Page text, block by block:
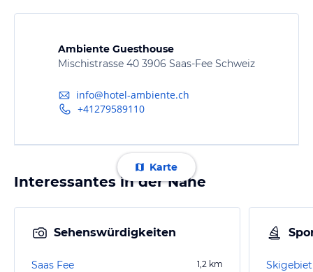
Ambiente Guesthouse
Mischistrasse 40 3906 Saas-Fee Schweiz
info@hotel-ambiente.ch
+41279589110
Karte
Interessantes in der Nähe
Sehenswürdigkeiten
Saas Fee 1,2 km Skigebiet